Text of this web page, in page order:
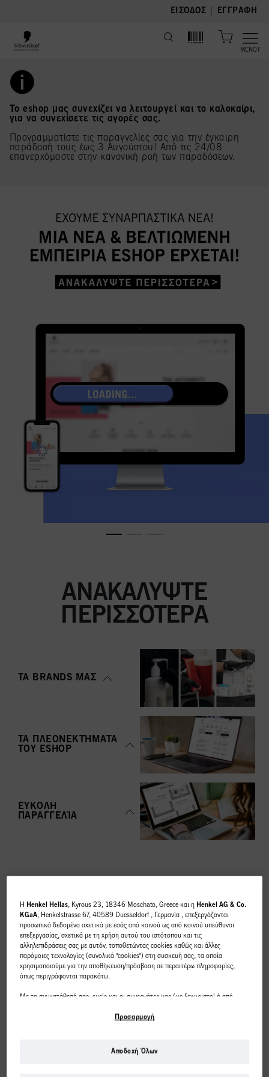
ΕΊΣΟΔΟΣ ΕΓΓΡΑΦΉ
ΜΕΝΟΎ
Το eshop μας συνεχίζει να λειτουργεί και το καλοκαίρι,
για να συνεχίσετε τις αγορές σας.
Προγραμματίστε τις παραγγελίες σας για την έγκαιρη
παράδοσή τους έως 3 Αυγούστου! Από τις 24/08
επανερχόμαστε στην κανονική ροή των παραδόσεων.
ΑΝΑΚΑΛΎΨΤΕ
ΠΕΡΙΣΣΌΤΕΡΑ
ΤΑ BRANDS ΜΑΣ
ΤΑ ΠΛΕΟΝΕΚΤΉΜΑΤΑ
ΤΟΥ ΕSHOP
ΕΎΚΟΛΗ
ΠΑΡΑΓΓΕΛΊΑ
ΚΟΡΥΦΑΊΕΣ
ΚΑΤΗΓΟΡΊΕΣ
ΕΠΙΣΚΌΠΗΣΗ
H Henkel Hellas, Kyrous 23, 18346 Moschato, Greece και η Henkel AG & Co.
KGaA, Henkelstrasse 67, 40589 Duesseldorf , Γερμανία , επεξεργάζονται
προσωπικά δεδομένα σχετικά με εσάς από κοινού ως από κοινού υπεύθυνοι
επεξεργασίας, σχετικά με τη χρήση αυτού του ιστότοπου και τις
αλληλεπιδράσεις σας με αυτόν, τοποθετώντας cookies καθώς και άλλες
παρόμοιες τεχνολογίες (συνολικά "cookies") στη συσκευή σας, τα οποία
χρησιμοποιούμε για την αποθήκευση/πρόσβαση σε περαιτέρω πληροφορίες,
όπως περιγράφονται παρακάτω.
Με τη συγκατάθεσή σας, εμείς και οι συνεργάτες μας (ως ξεχωριστοί ή από
δεδομένων που παραπέμπει στο υποσέλιδο, ενότητα "Cookies, Pixel,
βελτιστοποίηση της απόδοσης αυτού του ιστότοπου, για να σας παρέχουμε
Προσαρμογή
Αποδοχή Όλων